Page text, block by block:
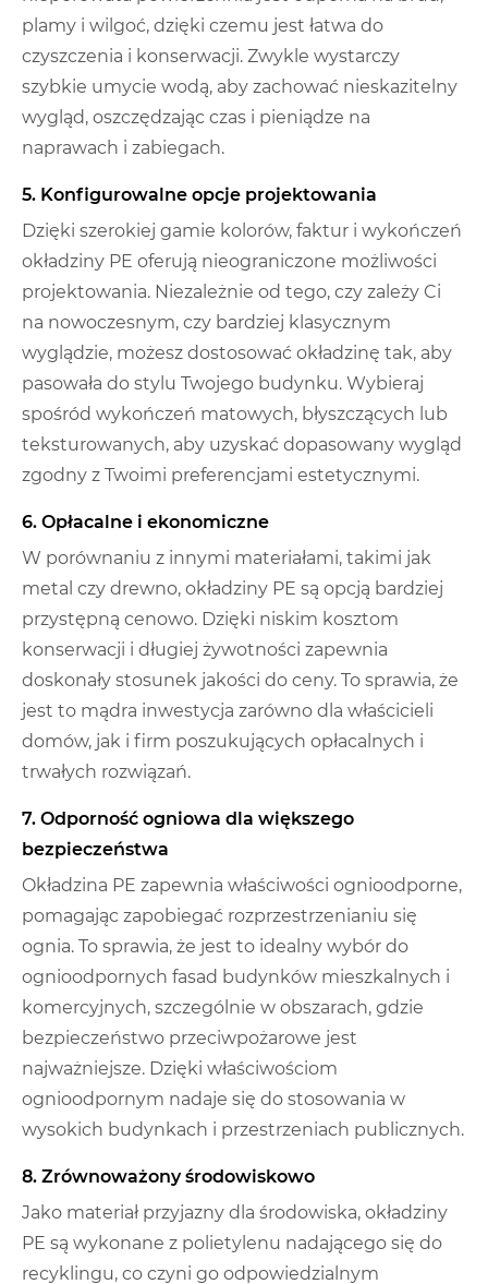
plamy i wilgoć, dzięki czemu jest łatwa do
czyszczenia i konserwacji. Zwykle wystarczy
szybkie umycie wodą, aby zachować nieskazitelny
wygląd, oszczędzając czas i pieniądze na
naprawach i zabiegach.
5. Konfigurowalne opcje projektowania
Dzięki szerokiej gamie kolorów, faktur i wykończeń
okładziny PE oferują nieograniczone możliwości
projektowania. Niezależnie od tego, czy zależy Ci
na nowoczesnym, czy bardziej klasycznym
wyglądzie, możesz dostosować okładzinę tak, aby
pasowała do stylu Twojego budynku. Wybieraj
spośród wykończeń matowych, błyszczących lub
teksturowanych, aby uzyskać dopasowany wygląd
zgodny z Twoimi preferencjami estetycznymi.
6. Opłacalne i ekonomiczne
W porównaniu z innymi materiałami, takimi jak
metal czy drewno, okładziny PE są opcją bardziej
przystępną cenowo. Dzięki niskim kosztom
konserwacji i długiej żywotności zapewnia
doskonały stosunek jakości do ceny. To sprawia, że ​​
jest to mądra inwestycja zarówno dla właścicieli
domów, jak i firm poszukujących opłacalnych i
trwałych rozwiązań.
7. Odporność ogniowa dla większego
bezpieczeństwa
Okładzina PE zapewnia właściwości ognioodporne,
pomagając zapobiegać rozprzestrzenianiu się
ognia. To sprawia, że ​​jest to idealny wybór do
ognioodpornych fasad budynków mieszkalnych i
komercyjnych, szczególnie w obszarach, gdzie
bezpieczeństwo przeciwpożarowe jest
najważniejsze. Dzięki właściwościom
ognioodpornym nadaje się do stosowania w
wysokich budynkach i przestrzeniach publicznych.
8. Zrównoważony środowiskowo
Jako materiał przyjazny dla środowiska, okładziny
PE są wykonane z polietylenu nadającego się do
recyklingu, co czyni go odpowiedzialnym